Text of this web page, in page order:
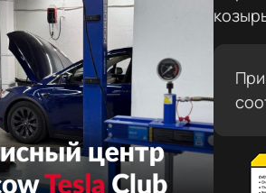
электромобиля